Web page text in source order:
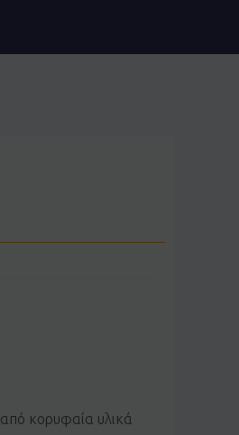
κορυφαία υλικά